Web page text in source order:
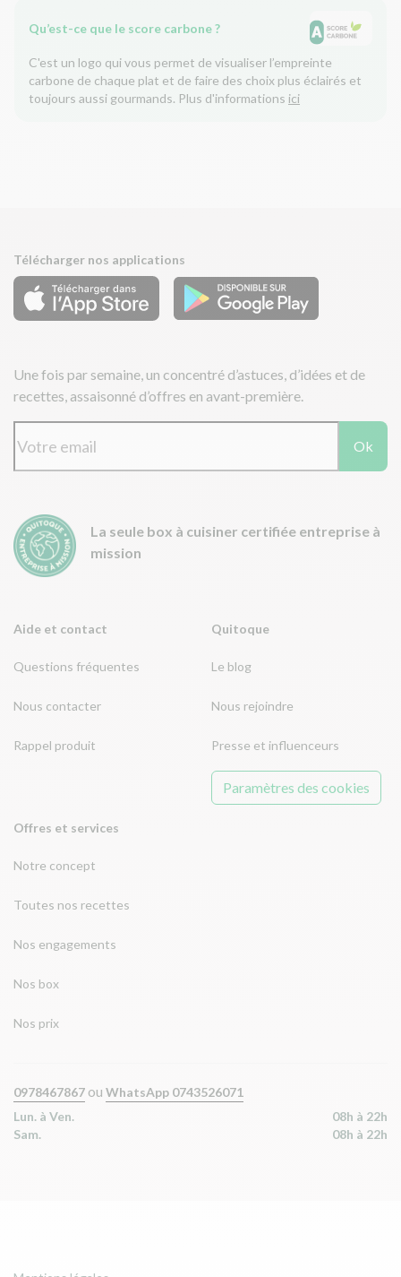
Qu’est-ce que le score carbone ?
C'est un logo qui vous permet de visualiser l’empreinte
carbone de chaque plat et de faire des choix plus éclairés et
toujours aussi gourmands. Plus d'informations ici
Aide et contact
Questions fréquentes
Nous contacter
Rappel produit
Offres et services
Notre concept
Toutes nos recettes
Nos engagements
Nos box
Nos prix
Quitoque
Le blog
Nous rejoindre
Presse et influenceurs
Paramètres des cookies
Télécharger nos applications
Une fois par semaine, un concentré d’astuces, d’idées et de
recettes, assaisonné d’offres en avant-première.
Ok
La seule box à cuisiner certifiée entreprise à
mission
0978467867 ou WhatsApp 0743526071
Lun. à Ven.
08h à 22h
Sam.
08h à 22h